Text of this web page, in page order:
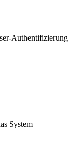
Authentifizierung
System